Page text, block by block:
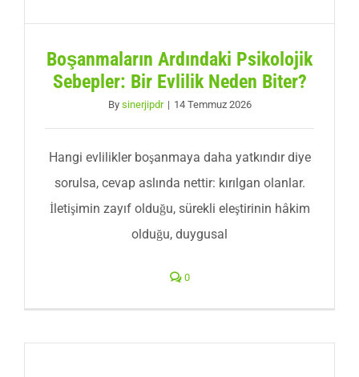
Boşanmaların Ardındaki Psikolojik
Sebepler: Bir Evlilik Neden Biter?
By sinerjipdr | 14 Temmuz 2026
Hangi evlilikler boşanmaya daha yatkındır diye
sorulsa, cevap aslında nettir: kırılgan olanlar.
İletişimin zayıf olduğu, sürekli eleştirinin hâkim
olduğu, duygusal
0